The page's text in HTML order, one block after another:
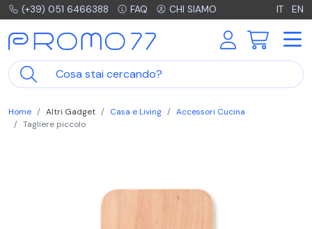
(+39) 051 6466388 FAQ CHI SIAMO IT EN
Home Altri Gadget Casa e Living
Accessori Cucina
Tagliere piccolo